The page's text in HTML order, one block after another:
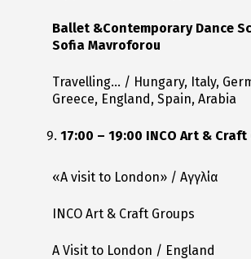
Ballet &Contemporary Dance
Sofia Mavroforou
Travelling… / Hungary, Italy,
Greece, England, Spain, Arabia
17:00 – 19:00 INCO Art & Craft
«A visit to London» / Αγγλία
INCO Art & Craft Groups
A Visit to London / England